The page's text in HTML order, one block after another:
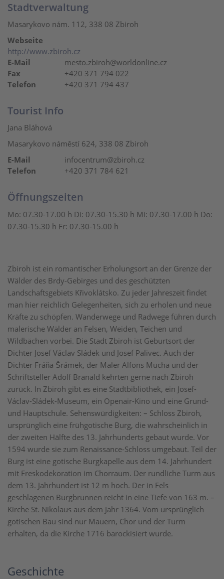
Zbiroh ist ein romantischer Erholungsort an der Grenze der
Wälder des Brdy-Gebirges und des geschützten
Landschaftsgebiets Křivoklátsko. Zu jeder Jahreszeit findet
man hier reichlich Gelegenheiten, sich zu erholen und neue
Kräfte zu schöpfen. Wanderwege und Radwege führen durch
malerische Wälder an Felsen, Weiden, Teichen und
Wildbächen vorbei. Die Stadt Zbiroh ist Geburtsort der
Dichter Josef Václav Sládek und Josef Palivec. Auch der
Dichter Fráňa Šrámek, der Maler Alfons Mucha und der
Schriftsteller Adolf Branald kehrten gerne nach Zbiroh
zurück. In Zbiroh gibt es eine Stadtbibliothek, ein Josef-
Václav-Sládek-Museum, ein Openair-Kino und eine Grund-
und Hauptschule. Sehenswürdigkeiten: – Schloss Zbiroh,
ursprünglich eine frühgotische Burg, die wahrscheinlich in
der zweiten Hälfte des 13. Jahrhunderts gebaut wurde. Vor
1594 wurde sie zum Renaissance-Schloss umgebaut. Teil der
Burg ist eine gotische Burgkapelle aus dem 14. Jahrhundert
mit Freskodekoration im Chorraum. Der rundliche Turm aus
dem 13. Jahrhundert ist 12 m hoch. Der in Fels
geschlagenen Burgbrunnen reicht in eine Tiefe von 163 m. –
Kirche St. Nikolaus aus dem Jahr 1364. Vom ursprünglich
gotischen Bau sind nur Mauern, Chor und der Turm
erhalten, da die Kirche 1716 barockisiert wurde.
Geschichte
Stadtverwaltung
Masarykovo nám. 112, 338 08 Zbiroh
Webseite
http://www.zbiroh.cz
E-Mail
mesto.zbiroh@worldonline.cz
Fax
+420 371 794 022
Telefon
+420 371 794 437
Tourist Info
Jana Bláhová
Masarykovo náměstí 624, 338 08 Zbiroh
E-Mail
infocentrum@zbiroh.cz
Telefon
+420 371 784 621
Öffnungszeiten
Mo: 07.30-17.00 h Di: 07.30-15.30 h Mi: 07.30-17.00 h Do:
07.30-15.30 h Fr: 07.30-15.00 h